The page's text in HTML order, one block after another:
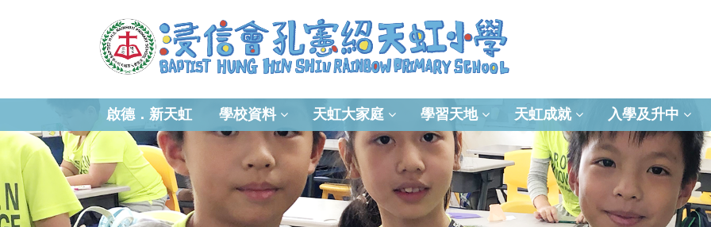
啟德．新天虹 學校資料 天虹大家庭 學習天地 天虹成就 入學及升中